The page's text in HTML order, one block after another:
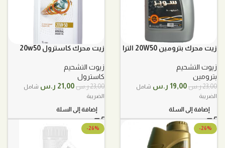
زيت محرك بترومين 20W50 الترا
زيوت التشحيم
بترومين
23,00ر.س السعر
23,00 ر.س.
19,00 ر.س السعر
شامل
الضريبة
إضافة إلى السلة
زيت محرك كاسترول 20w50
زيوت التشحيم
كاسترول
23,00ر.س السعر
23,00 ر.س.
21,00 ر.س السعر
شامل
الضريبة
إضافة إلى السلة
-26%
-26%